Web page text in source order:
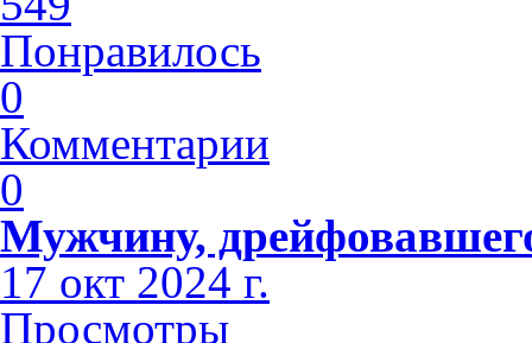
Понравилось
0
Комментарии
0
Мужчину,
17 окт 2024 г.
Просмотры